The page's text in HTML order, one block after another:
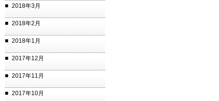
2018年3月
2018年2月
2018年1月
2017年12月
2017年11月
2017年10月